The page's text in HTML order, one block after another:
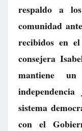
respaldo a
comunidad
recibidos en
consejera
mantiene
sistema
con el